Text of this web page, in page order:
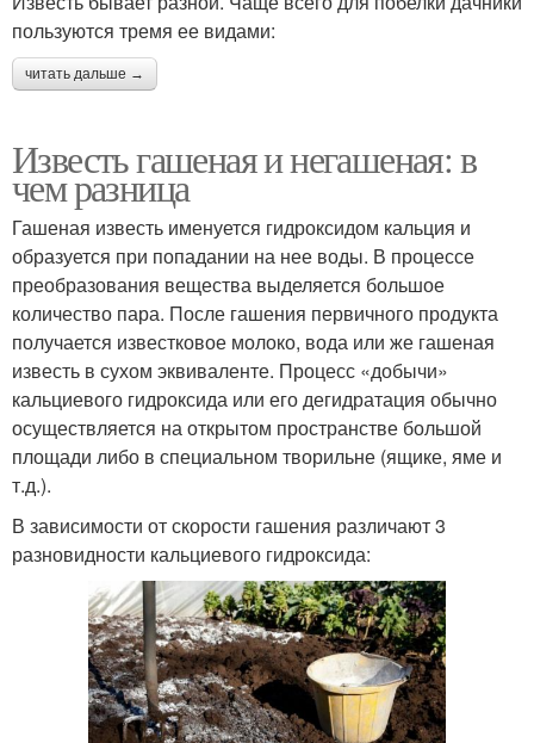
пользуются тремя ее видами:
читать дальше →
Известь гашеная и негашеная: в
чем разница
Гашеная известь именуется гидроксидом кальция и
образуется при попадании на нее воды. В процессе
преобразования вещества выделяется большое
количество пара. После гашения первичного продукта
получается известковое молоко, вода или же гашеная
известь в сухом эквиваленте. Процесс «добычи»
кальциевого гидроксида или его дегидратация обычно
осуществляется на открытом пространстве большой
площади либо в специальном творильне (ящике, яме и
т.д.).
В зависимости от скорости гашения различают 3
разновидности кальциевого гидроксида: